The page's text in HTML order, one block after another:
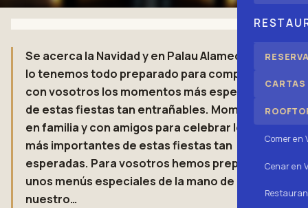
CARTAS
Comer en
Cenar en
Se acerca la Navidad y en Palau Alameda ya
lo tenemos todo preparado para compartir
con vosotros los momentos más especiales
de estas fiestas tan entrañables. Momentos
en familia y con amigos para celebrar los días
más importantes de estas fiestas tan
esperadas. Para vosotros hemos preparado
unos menús especiales de la mano de
nuestro…